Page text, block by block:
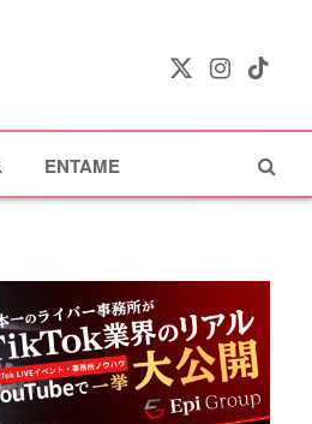
X
Instagram
TikTok
ENTAME